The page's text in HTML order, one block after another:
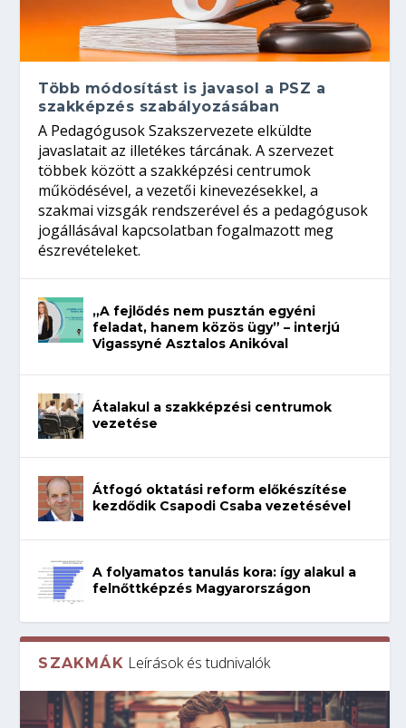
Több módosítást is javasol a PSZ a
szakképzés szabályozásában
A Pedagógusok Szakszervezete elküldte
javaslatait az illetékes tárcának. A szervezet
többek között a szakképzési centrumok
működésével, a vezetői kinevezésekkel, a
szakmai vizsgák rendszerével és a pedagógusok
jogállásával kapcsolatban fogalmazott meg
észrevételeket.
„A fejlődés nem pusztán egyéni
feladat, hanem közös ügy” – interjú
Vigassyné Asztalos Anikóval
Átalakul a szakképzési centrumok
vezetése
Átfogó oktatási reform előkészítése
kezdődik Csapodi Csaba vezetésével
A folyamatos tanulás kora: így alakul a
felnőttképzés Magyarországon
SZAKMÁK Leírások és tudnivalók